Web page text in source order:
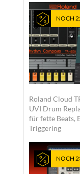
NOCH
Roland Cloud
UVI Drum
für fette Beats,
Triggering
NOCH